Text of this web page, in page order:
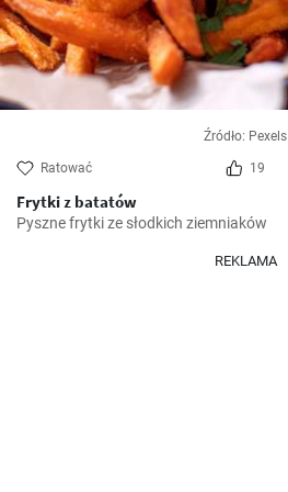
Źródło: Pexels
Ratować 19
Frytki z batatów
Pyszne frytki ze słodkich ziemniaków
REKLAMA